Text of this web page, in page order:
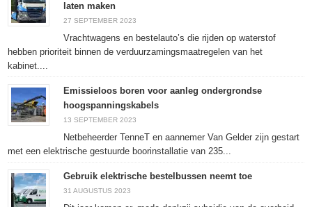
laten maken
27 SEPTEMBER 2023
Vrachtwagens en bestelauto’s die rijden op waterstof
hebben prioriteit binnen de verduurzamingsmaatregelen van het
kabinet....
Emissieloos boren voor aanleg ondergrondse
hoogspanningskabels
13 SEPTEMBER 2023
Netbeheerder TenneT en aannemer Van Gelder zijn gestart
met een elektrische gestuurde boorinstallatie van 235...
Gebruik elektrische bestelbussen neemt toe
31 AUGUSTUS 2023